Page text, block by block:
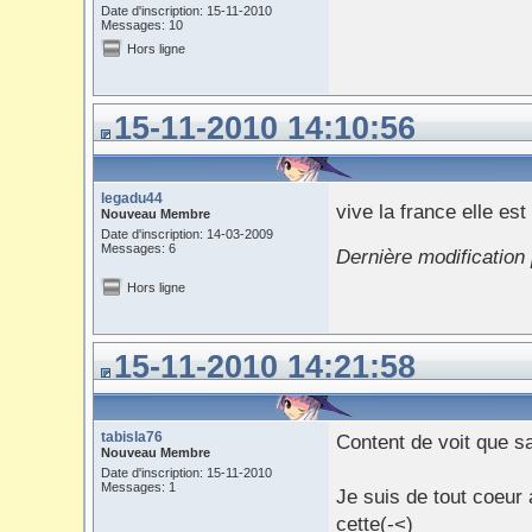
Date d'inscription: 15-11-2010
Messages: 10
Hors ligne
15-11-2010 14:10:56
legadu44
Nouveau Membre
Date d'inscription: 14-03-2009
Messages: 6
vive la france elle est
Dernière modification
Hors ligne
15-11-2010 14:21:58
tabisla76
Nouveau Membre
Date d'inscription: 15-11-2010
Messages: 1
Content de voit que
Je suis de tout coeur
cette(-<)